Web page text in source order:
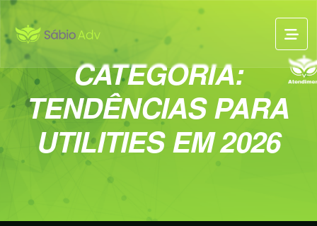
CATEGORIA:
TENDÊNCIAS PARA
UTILITIES EM 2026